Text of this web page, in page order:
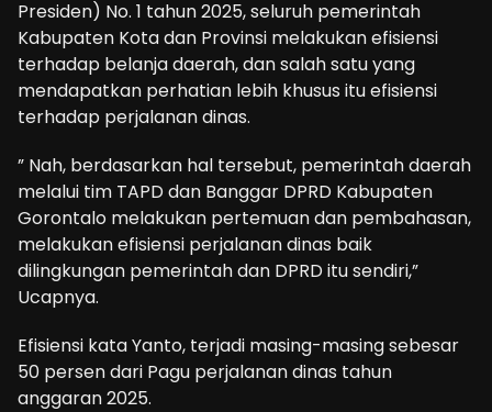
Presiden) No. 1 tahun 2025, seluruh pemerintah
Kabupaten Kota dan Provinsi melakukan efisiensi
terhadap belanja daerah, dan salah satu yang
mendapatkan perhatian lebih khusus itu efisiensi
terhadap perjalanan dinas.
” Nah, berdasarkan hal tersebut, pemerintah daerah
melalui tim TAPD dan Banggar DPRD Kabupaten
Gorontalo melakukan pertemuan dan pembahasan,
melakukan efisiensi perjalanan dinas baik
dilingkungan pemerintah dan DPRD itu sendiri,”
Ucapnya.
Efisiensi kata Yanto, terjadi masing-masing sebesar
50 persen dari Pagu perjalanan dinas tahun
anggaran 2025.